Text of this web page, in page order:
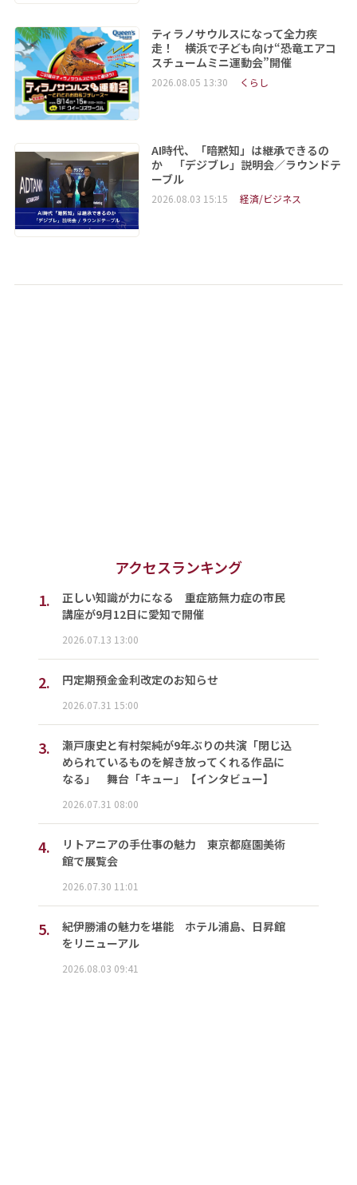
ティラノサウルスになって全力疾
走！ 横浜で子ども向け“恐竜エアコ
スチュームミニ運動会”開催
2026.08.05 13:30 くらし
AI時代、「暗黙知」は継承できるの
か 「デジブレ」説明会／ラウンドテ
ーブル
2026.08.03 15:15 経済/ビジネス
アクセスランキング
1.
正しい知識が力になる 重症筋無力症の市民
講座が9月12日に愛知で開催
2026.07.13 13:00
2. 円定期預金金利改定のお知らせ
2026.07.31 15:00
3.
瀬戸康史と有村架純が9年ぶりの共演「閉じ込
められているものを解き放ってくれる作品に
なる」 舞台「キュー」【インタビュー】
2026.07.31 08:00
4.
リトアニアの手仕事の魅力 東京都庭園美術
館で展覧会
2026.07.30 11:01
5.
紀伊勝浦の魅力を堪能 ホテル浦島、日昇館
をリニューアル
2026.08.03 09:41